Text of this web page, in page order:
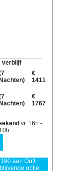
verblijf
Nachten)
€
1411
Nachten)
€
1767
vr. 16h.-
aan Out!
optie